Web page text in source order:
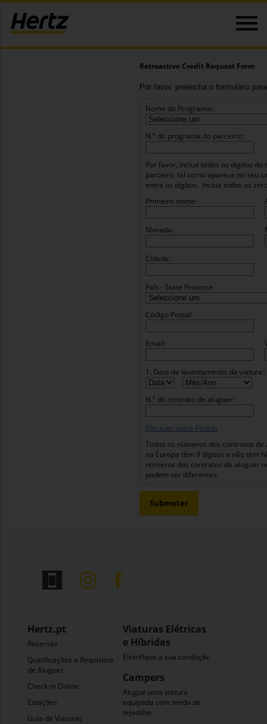
Retroactive Credit Request Form
Por favor, preencha o formulário
Nome do Programa::
N.º do programa do parceiro::
Por favor, inclua todos os dígitos
parceiro, tal como aparece no seu
entre os dígitos. Inclua todos os
Primeiro nome:
Morada:
Cidade:
País - State Province:
Código Postal:
Email:
1. Data de levantamento da viatura::
N.º do contrato de aluguer:
Efectuar outro Pedido
Todos os números dos contratos de
na Europa têm 9 dígitos e não têm
números dos contratos de aluguer
podem ser diferentes.
Submeter
Hertz.pt
Reservas
Qualificações e Requisitos
de Aluguer
Check-in Online
Estações
Guia de Viaturas
Viaturas Elétricas
e Híbridas
Eletrifique a sua condução
Campers
Alugue uma viatura
equipada com tenda de
tejadilho